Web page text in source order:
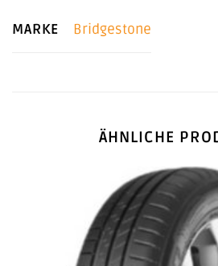
MARKE Bridgestone
ÄHNLICHE